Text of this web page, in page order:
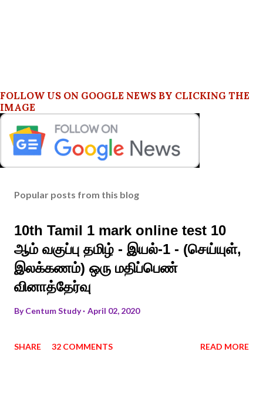
FOLLOW US ON GOOGLE NEWS BY CLICKING THE
IMAGE
Popular posts from this blog
10th Tamil 1 mark online test 10
ஆம் வகுப்பு தமிழ் - இயல்-1 - (செய்யுள்,
இலக்கணம்) ஒரு மதிப்பெண்
வினாத்தேர்வு
ByCentum Study April 02, 2020
SHARE 32 COMMENTS READ MORE